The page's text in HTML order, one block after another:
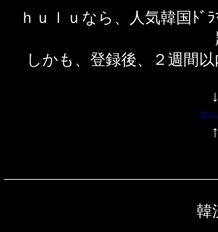
ｈｕｌｕなら、人気韓国ﾄﾞ
しかも、登録後、２週間
韓